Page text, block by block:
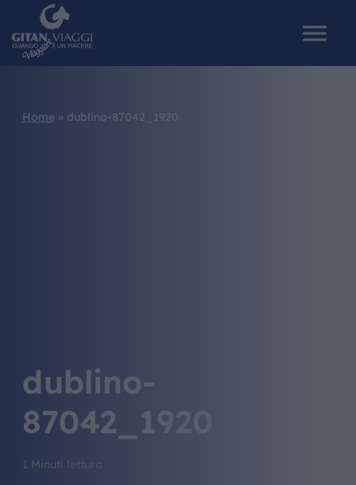
Home » dublino-87042_1920
dublino-
87042_1920
1 Minuti lettura